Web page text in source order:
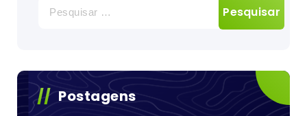
por:
Postagens